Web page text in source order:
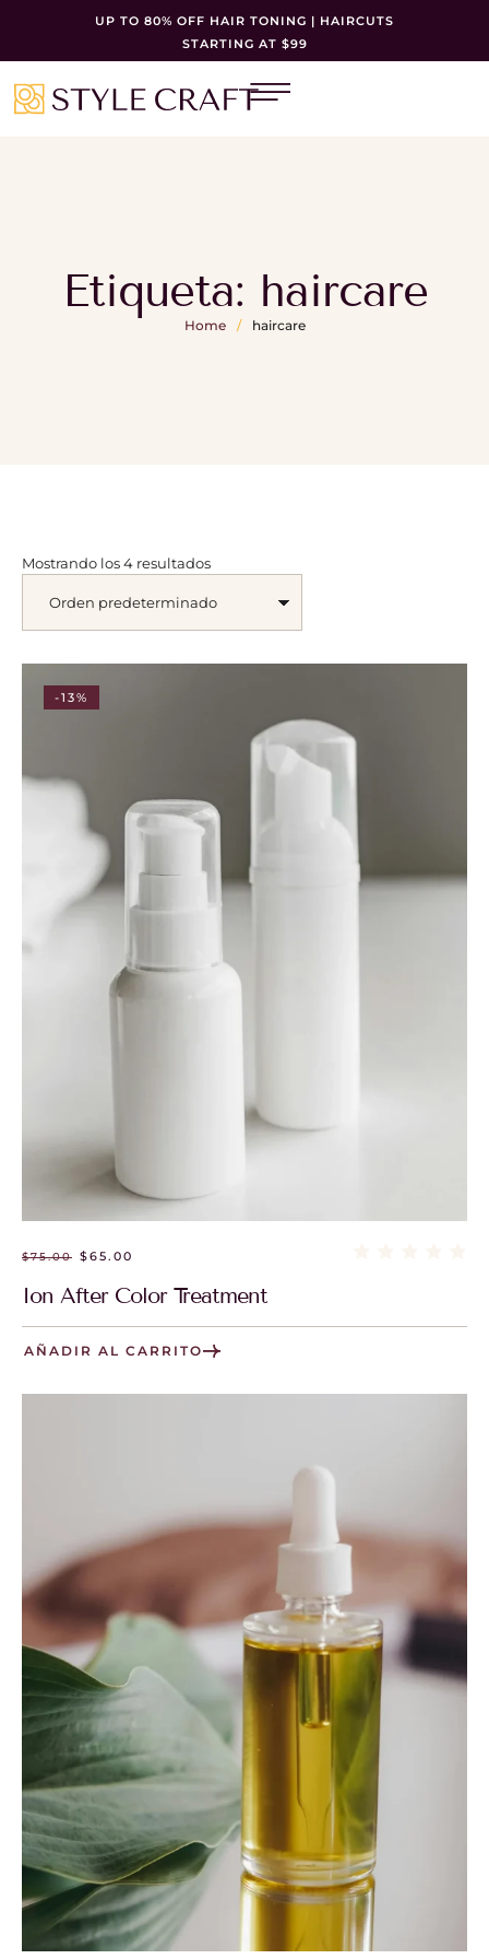
UP TO 80% OFF HAIR TONING | HAIRCUTS
STARTING AT $99
Etiqueta: haircare
Home / haircare
Mostrando los 4 resultados
-13%
$75.00 $65.00
Ion After Color Treatment
AÑADIR AL CARRITO